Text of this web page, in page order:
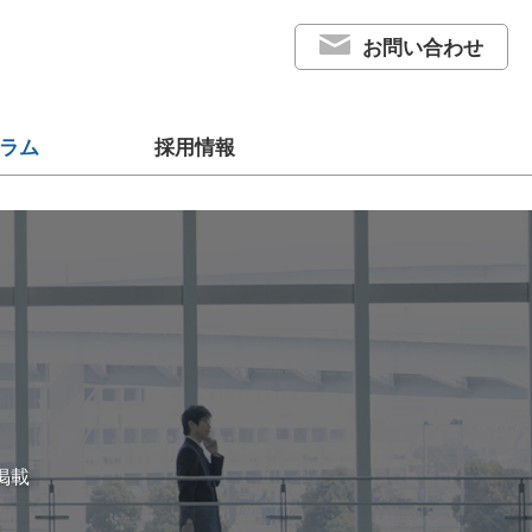
ム 採用情報
お問い合わせ
載